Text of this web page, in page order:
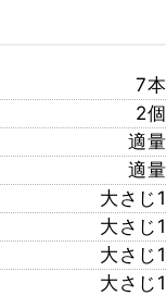
7本
2個
適量
適量
大さじ1
大さじ1
大さじ1
大さじ1